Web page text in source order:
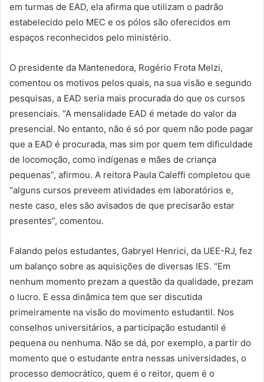
em turmas de EAD, ela afirma que utilizam o padrão
estabelecido pelo MEC e os pólos são oferecidos em
espaços reconhecidos pelo ministério.
O presidente da Mantenedora, Rogério Frota Melzi,
comentou os motivos pelos quais, na sua visão e segundo
pesquisas, a EAD seria mais procurada do que os cursos
presenciais. “A mensalidade EAD é metade do valor da
presencial. No entanto, não é só por quem não pode pagar
que a EAD é procurada, mas sim por quem tem dificuldade
de locomoção, como indígenas e mães de criança
pequenas”, afirmou. A reitora Paula Caleffi completou que
“alguns cursos preveem atividades em laboratórios e,
neste caso, eles são avisados de que precisarão estar
presentes”, comentou.
Falando pelos estudantes, Gabryel Henrici, da UEE-RJ, fez
um balanço sobre as aquisições de diversas IES. “Em
nenhum momento prezam a questão da qualidade, prezam
o lucro. E essa dinâmica tem que ser discutida
primeiramente na visão do movimento estudantil. Nos
conselhos universitários, a participação estudantil é
pequena ou nenhuma. Não se dá, por exemplo, a partir do
momento que o estudante entra nessas universidades, o
processo democrático, quem é o reitor, quem é o